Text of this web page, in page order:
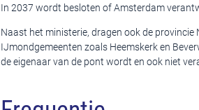
In 2037 wordt besloten of Amsterdam
Naast het ministerie, dragen ook de provincie
IJmondgemeenten zoals Heemskerk en
de eigenaar van de pont wordt en ook niet